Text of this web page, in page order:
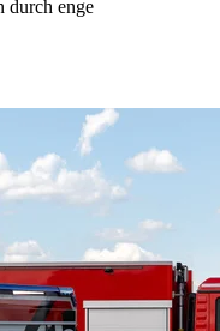
durch enge